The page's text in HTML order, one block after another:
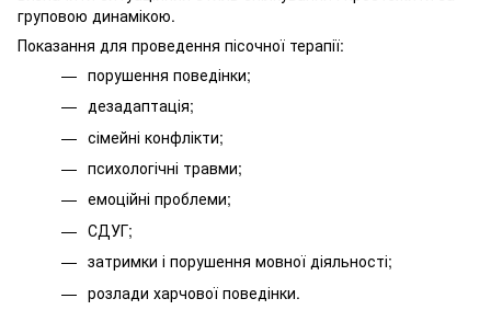
груповою динамікою.
Показання для проведення пісочної терапії:
порушення поведінки;
дезадаптація;
сімейні конфлікти;
психологічні травми;
емоційні проблеми;
СДУГ;
затримки і порушення мовної діяльності;
розлади харчової поведінки.